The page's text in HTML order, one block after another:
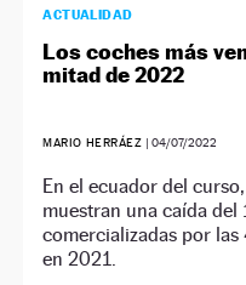
ACTUALIDAD
Los coches más
mitad de 2022
MARIO HERRÁEZ |04/07/2022
En el ecuador del
muestran una caída del
comercializadas por
en 2021.